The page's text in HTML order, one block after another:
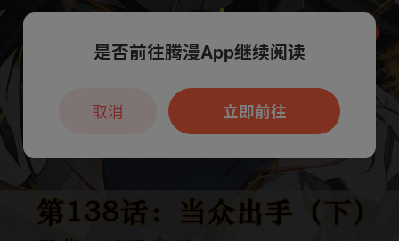
本章节仅支持App阅读，可打开App新用
户7天免费看
是否前往腾漫App继续阅读
立即前往
取消